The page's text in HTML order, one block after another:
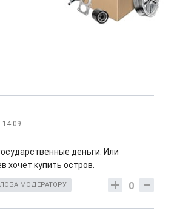
14:09
деньги. Или
хочет купить остров.
0
МОДЕРАТОРУ